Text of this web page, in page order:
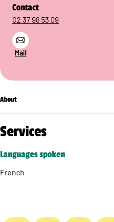
Contact
02 37 98 53 09
Mail
About
Services
Languages spoken
French